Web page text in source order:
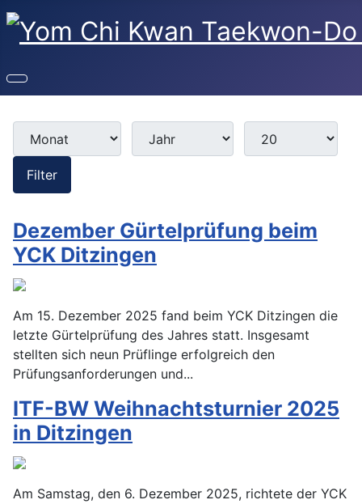
Filter
Monat Jahr Anzeige #
Filter
Dezember Gürtelprüfung beim
YCK Ditzingen
Am 15. Dezember 2025 fand beim YCK Ditzingen die
letzte Gürtelprüfung des Jahres statt. Insgesamt
stellten sich neun Prüflinge erfolgreich den
Prüfungsanforderungen und...
ITF-BW Weihnachtsturnier 2025
in Ditzingen
Am Samstag, den 6. Dezember 2025, richtete der YCK